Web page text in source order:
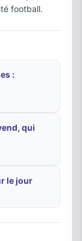
football.
:
qui
le jour